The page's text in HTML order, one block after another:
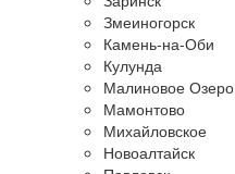
Змеиногорск
Камень-на-Оби
Кулунда
Малиновое Озеро
Мамонтово
Михайловское
Новоалтайск